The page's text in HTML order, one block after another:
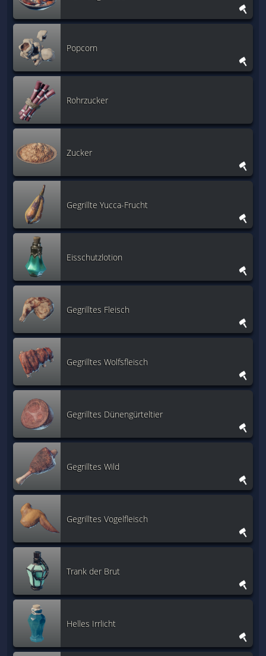
Popcorn
Rohrzucker
Zucker
Gegrillte Yucca-Frucht
Eisschutzlotion
Gegrilltes Fleisch
Gegrilltes Wolfsfleisch
Gegrilltes Dünengürteltier
Gegrilltes Wild
Gegrilltes Vogelfleisch
Trank der Brut
Helles Irrlicht